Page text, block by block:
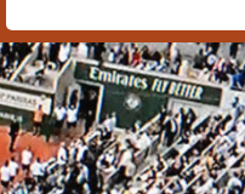
per: